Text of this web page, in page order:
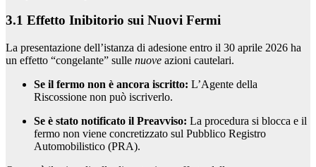
3.1 Effetto Inibitorio sui Nuovi Fermi
La presentazione dell’istanza di adesione entro il 30 aprile 2026 ha
un effetto “congelante” sulle nuove azioni cautelari.
Se il fermo non è ancora iscritto: L’Agente della
Riscossione non può iscriverlo.
Se è stato notificato il Preavviso: La procedura si blocca e il
fermo non viene concretizzato sul Pubblico Registro
Automobilistico (PRA).